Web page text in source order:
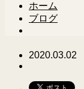
ホーム
ブログ
2020.03.02